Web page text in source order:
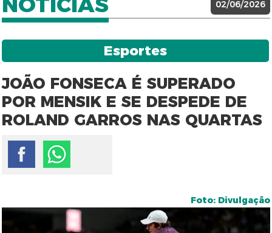
02/06/2026
Esportes
JOÃO FONSECA É SUPERADO
POR MENSIK E SE DESPEDE DE
ROLAND GARROS NAS QUARTAS
Foto: Divulgação